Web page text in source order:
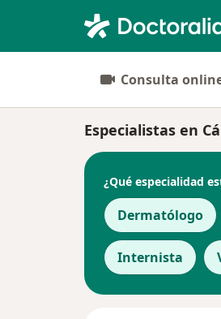
Consulta
Especialistas en
¿Qué especialidad
Dermatólogo
Internista